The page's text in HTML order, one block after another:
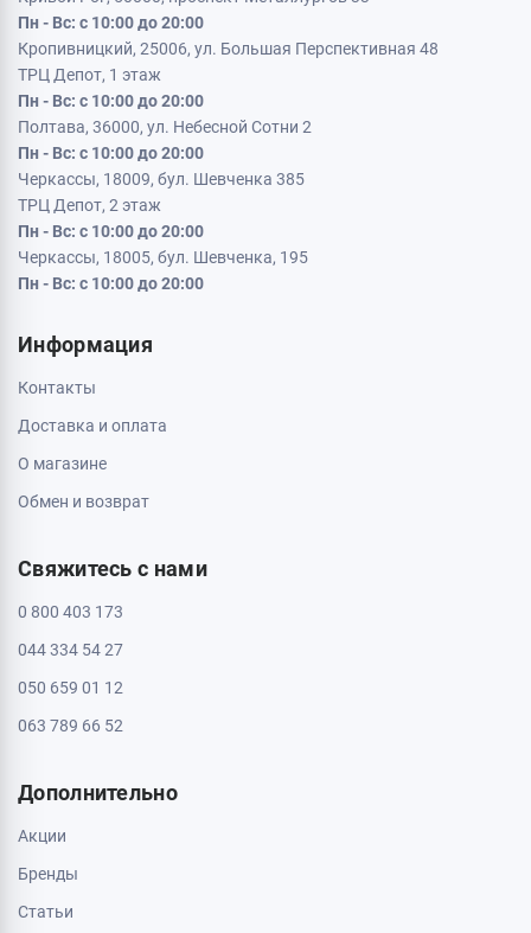
Пн - Вс: с 10:00 до 20:00
Кропивницкий, 25006, ул. Большая Перспективная 48
ТРЦ Депот, 1 этаж
Пн - Вс: с 10:00 до 20:00
Полтава, 36000, ул. Небесной Сотни 2
Пн - Вс: с 10:00 до 20:00
Черкассы, 18009, бул. Шевченка 385
ТРЦ Депот, 2 этаж
Пн - Вс: с 10:00 до 20:00
Черкассы, 18005, бул. Шевченка, 195
Пн - Вс: с 10:00 до 20:00
Информация
Контакты
Доставка и оплата
О магазине
Обмен и возврат
Свяжитесь с нами
0 800 403 173
044 334 54 27
050 659 01 12
063 789 66 52
Дополнительно
Акции
Бренды
Статьи